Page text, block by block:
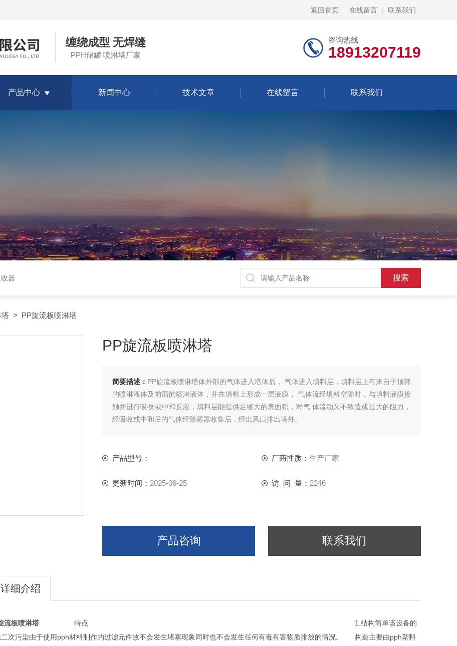
返回首页 在线留言 联系我们
缠绕成型 无焊缝
PPH储罐 喷淋塔厂家
咨询热线
18913207119
产品中心 新闻中心 技术文章 在线留言 联系我们
器
> PP旋流板喷淋塔
PP旋流板喷淋塔
简要描述： PP旋流板喷淋塔体外部的气体进入塔体后， 气体进入填料层，填料层上有来自于顶部
的喷淋液体及前面的喷淋液体，并在填料上形成一层液膜， 气体流经填料空隙时，与填料液膜接
触并进行吸收或中和反应，填料层能提供足够大的表面积，对气 体流动又不致造成过大的阻力，
经吸收或中和后的气体经除雾器收集后，经出风口排出塔外。
产品型号： 厂商性质： 生产厂家
更新时间： 2025-06-25 访 问 量： 2246
产品咨询 联系我们
详细介绍
流板喷淋塔
特点
次污染由于使用pph材料制作的过滤元件故不会发生堵塞现象同时也不会发生任何有毒有害物质排放的情况。
1.结构简单该设备的
构造主要由pph塑料